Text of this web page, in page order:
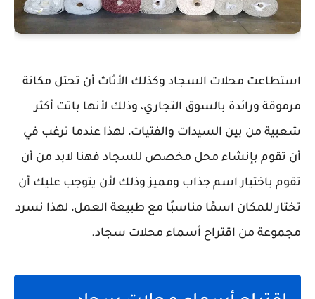
استطاعت محلات السجاد وكذلك الأثاث أن تحتل مكانة
مرموقة ورائدة بالسوق التجاري، وذلك لأنها باتت أكثر
شعبية من بين السيدات والفتيات، لهذا عندما ترغب في
أن تقوم بإنشاء محل مخصص للسجاد فهنا لابد من أن
تقوم باختيار اسم جذاب ومميز وذلك لأن يتوجب عليك أن
تختار للمكان اسمًا مناسبًا مع طبيعة العمل، لهذا نسرد
مجموعة من اقتراح أسماء محلات سجاد.